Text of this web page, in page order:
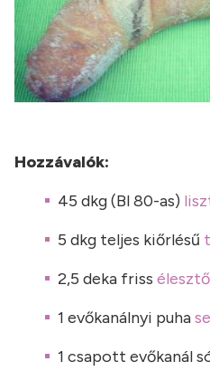
Hozzávalók:
45 dkg (Bl 80-as)
5 dkg teljes kiőrlésű
2,5 deka friss élesztő
1 evőkanálnyi puha
1 csapott evőkanál